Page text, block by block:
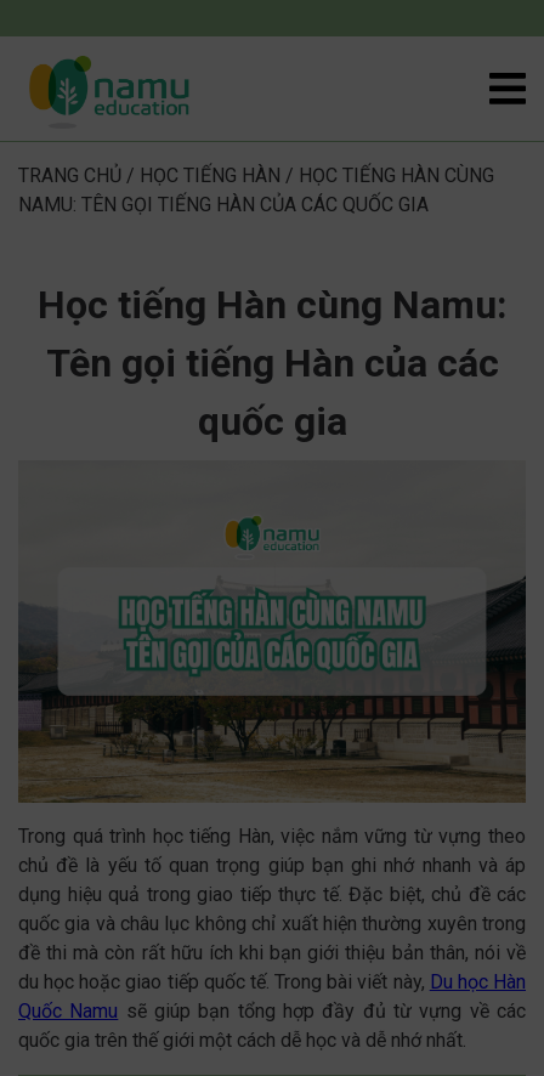
TRANG CHỦ / HỌC TIẾNG HÀN / HỌC TIẾNG HÀN CÙNG
NAMU: TÊN GỌI TIẾNG HÀN CỦA CÁC QUỐC GIA
Học tiếng Hàn cùng Namu:
Tên gọi tiếng Hàn của các
quốc gia
Trong quá trình học tiếng Hàn, việc nắm vững từ vựng theo
chủ đề là yếu tố quan trọng giúp bạn ghi nhớ nhanh và áp
dụng hiệu quả trong giao tiếp thực tế. Đặc biệt, chủ đề các
quốc gia và châu lục không chỉ xuất hiện thường xuyên trong
đề thi mà còn rất hữu ích khi bạn giới thiệu bản thân, nói về
du học hoặc giao tiếp quốc tế. Trong bài viết này, Du học Hàn
Quốc Namu sẽ giúp bạn tổng hợp đầy đủ từ vựng về các
quốc gia trên thế giới một cách dễ học và dễ nhớ nhất.